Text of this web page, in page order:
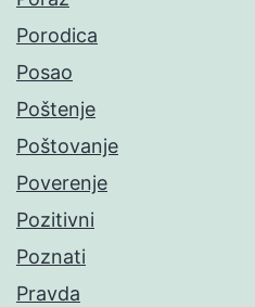
Porodica
Posao
Poštenje
Poštovanje
Poverenje
Pozitivni
Poznati
Pravda